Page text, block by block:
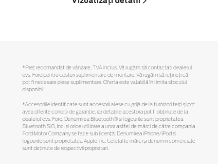
*Preţ recomandat de vânzare, TVA inclus. Vă rugăm să contactaţi dealerul
dvs. Ford pentru costuri suplimentare de montare. Vă rugăm să reţineţi că
pot fi necesare piese suplimentare. Oferta este valabilă în limita stocului
disponibil.
*Accesoriile identificate sunt accesorii alese cu grijă de la furnizori terți și pot
avea diferite condiții de garanție, iar detaliile acestora pot fi obținute de la
dealerul dvs. Ford. Denumirea Bluetooth® și logourile sunt proprietatea
Bluetooth SIG, Inc. și orice utilizare a unor astfel de mărci de către compania
Ford Motor Company se face sub licență. Denumirea iPhone/iPod și
logourile sunt proprietatea Apple Inc. Celelalte mărci și denumiri comerciale
sunt deținute de respectivii proprietari.